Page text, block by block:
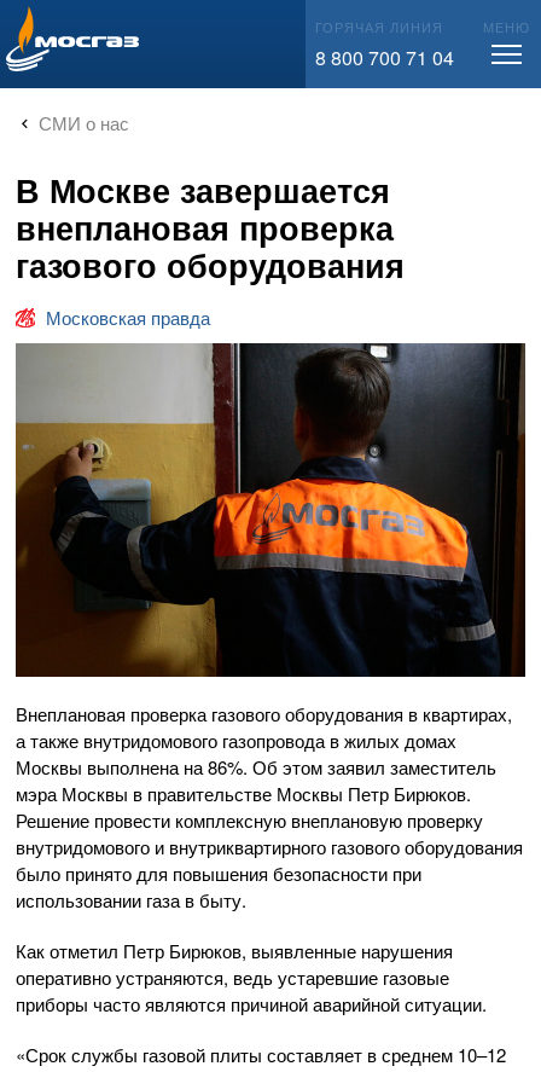
info@mos-gaz.ru ГОРЯЧАЯ ЛИНИЯ
8 800 700 71 04
МЕНЮ
СМИ о нас
В Москве завершается
внеплановая проверка
газового оборудования
Московская правда
Внеплановая проверка газового оборудования в квартирах,
а также внутридомового газопровода в жилых домах
Москвы выполнена на 86%. Об этом заявил заместитель
мэра Москвы в правительстве Москвы Петр Бирюков.
Решение провести комплексную внеплановую проверку
внутридомового и внутриквартирного газового оборудования
было принято для повышения безопасности при
использовании газа в быту.
Как отметил Петр Бирюков, выявленные нарушения
оперативно устраняются, ведь устаревшие газовые
приборы часто являются причиной аварийной ситуации.
«Срок службы газовой плиты составляет в среднем 10–12